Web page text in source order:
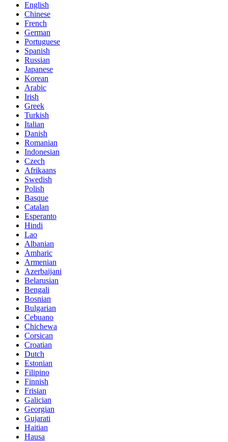
English
Chinese
French
German
Portuguese
Spanish
Russian
Japanese
Korean
Arabic
Irish
Greek
Turkish
Italian
Danish
Romanian
Indonesian
Czech
Afrikaans
Swedish
Polish
Basque
Catalan
Esperanto
Hindi
Lao
Albanian
Amharic
Armenian
Azerbaijani
Belarusian
Bengali
Bosnian
Bulgarian
Cebuano
Chichewa
Corsican
Croatian
Dutch
Estonian
Filipino
Finnish
Frisian
Galician
Georgian
Gujarati
Haitian
Hausa